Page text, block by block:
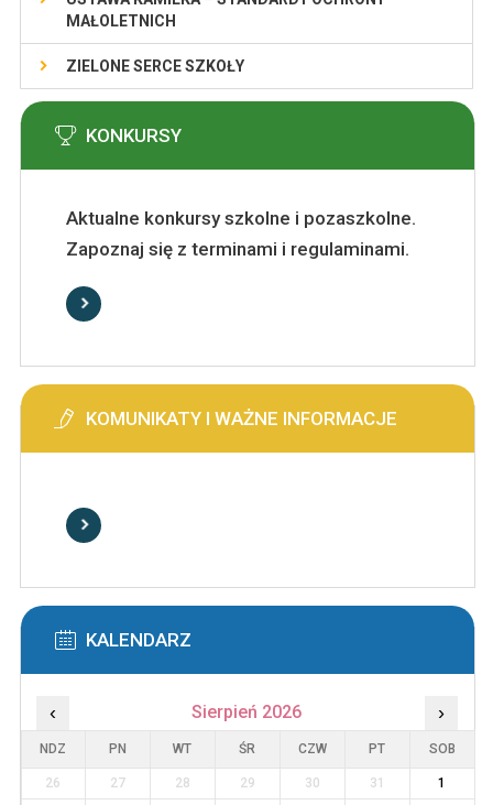
MAŁOLETNICH
ZIELONE SERCE SZKOŁY
KONKURSY
Aktualne konkursy szkolne i pozaszkolne.
Zapoznaj się z terminami i regulaminami.
KOMUNIKATY I WAŻNE INFORMACJE
KALENDARZ
‹ Sierpień 2026 ›
NDZ PN WT ŚR CZW PT SOB
26 27 28 29 30 31
1